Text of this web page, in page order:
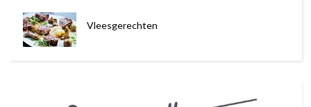
Vleesgerechten